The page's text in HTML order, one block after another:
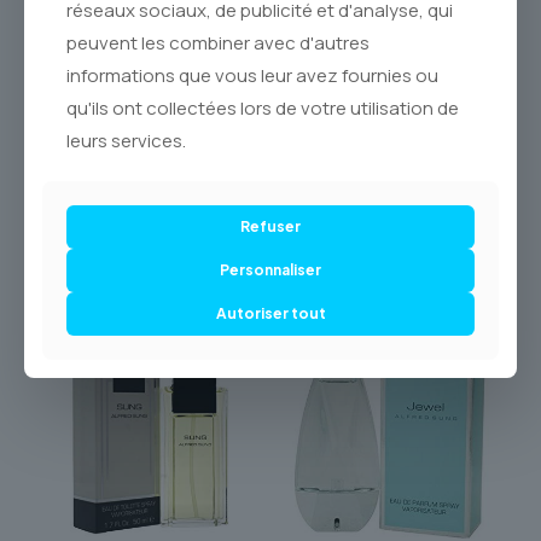
sur **Le Royaume du Parfum** et laissez-vous séduire par
l’authenticité d’un **parfum original**. Profitez d’une
**livraison sécurisée et suivie partout au Canada via
Postes Canada**, et faites de **JACOMO FOR HERE** le
témoin de vos moments les plus précieux.
Produits similaires
réseaux sociaux, de publicité et d'analyse, qui
peuvent les combiner avec d'autres
informations que vous leur avez fournies ou
qu'ils ont collectées lors de votre utilisation de
leurs services.
Refuser
Personnaliser
Autoriser tout